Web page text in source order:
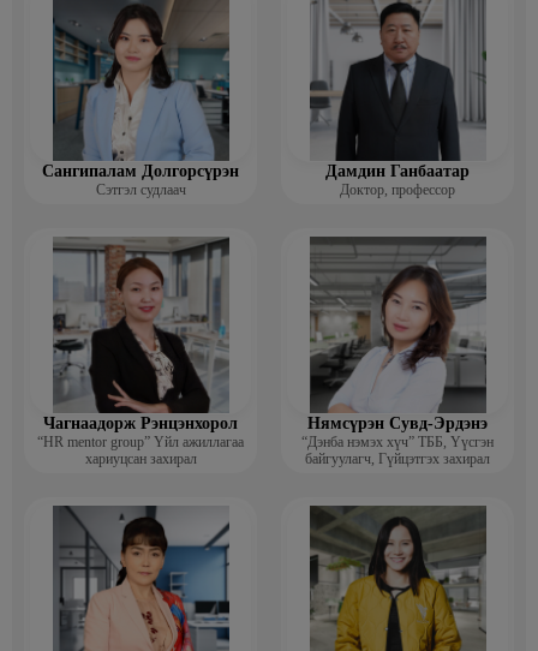
Сангипалам Долгорсүрэн
Сэтгэл судлаач
Дамдин Ганбаатар
Доктор, профессор
Чагнаадорж Рэнцэнхорол
“HR mentor group” Үйл ажиллагаа
хариуцсан захирал
Нямсүрэн Сувд-Эрдэнэ
“Дэнба нэмэх хүч” ТББ, Үүсгэн
байгуулагч, Гүйцэтгэх захирал